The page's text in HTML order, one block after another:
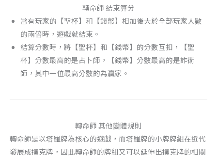
轉命師 結束算分
當有玩家的【聖杯】和【錢幣】相加後大於全部玩家人數
的兩倍時，遊戲就結束。
結算分數時，將【聖杯】和【錢幣】的分數互扣，【聖
杯】分數最高的是占卜師，【錢幣】分數最高的是詐術
師，其中一位最高分數的為贏家。
轉命師 其他變體規則
轉命師是以塔羅牌為核心的遊戲，而塔羅牌的小牌牌組在近代
發展成撲克牌，因此轉命師的牌組又可以延伸出撲克牌的相關